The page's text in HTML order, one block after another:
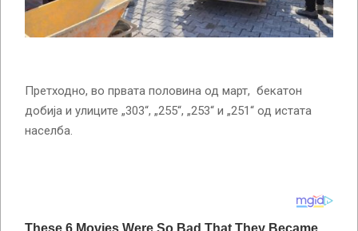
Претходно, во првата половина од март, бекатон
добија и улиците „303“, „255“, „253“ и „251“ од истата
населба.